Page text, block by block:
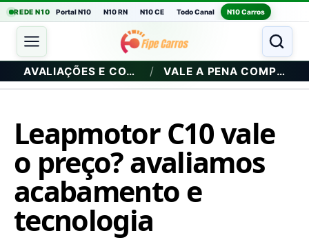
REDE N10 Portal N10 N10 RN N10 CE Todo Canal N10 Carros
AVALIAÇÕES E COMPRA / VALE A PENA COMPRAR?
Leapmotor C10 vale
o preço? avaliamos
acabamento e
tecnologia